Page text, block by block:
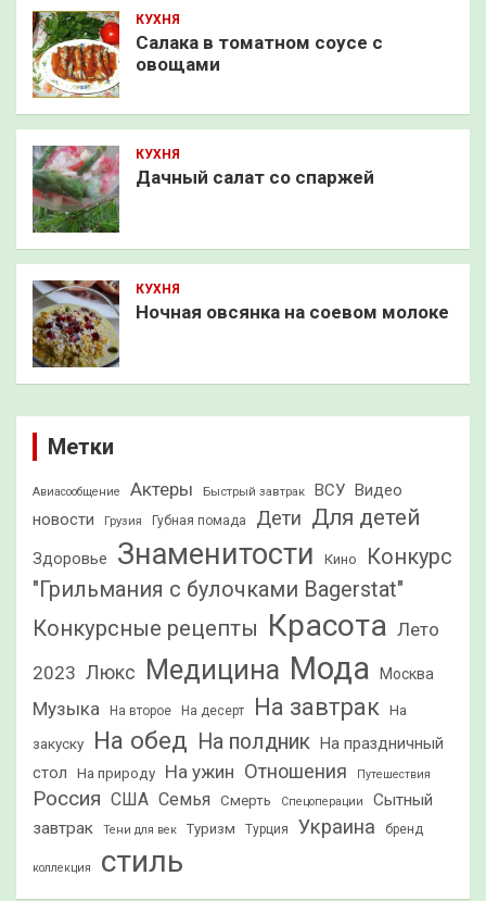
КУХНЯ
Салака в томатном соусе с
овощами
КУХНЯ
Дачный салат со спаржей
КУХНЯ
Ночная овсянка на соевом молоке
Метки
Авиасообщение Актеры Быстрый завтрак ВСУ Видео
новости
Грузия Губная помада Дети Для детей
Здоровье Знаменитости Кино
Конкурс
"Грильмания с булочками Bagerstat"
Конкурсные рецепты Красота Лето
2023 Люкс Медицина Мода Москва
Музыка На второе На десерт На завтрак На
закуску На обед На полдник На праздничный
стол
На природу На ужин Отношения Путешествия
Россия США Семья Смерть Спецоперации
Сытный
завтрак
Тени для век Туризм Турция Украина бренд
коллекция стиль